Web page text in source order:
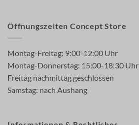
Öffnungszeiten Concept Store
Montag-Freitag: 9:00-12:00 Uhr
Montag-Donnerstag: 15:00-18:30 Uhr
Freitag nachmittag geschlossen
Samstag: nach Aushang